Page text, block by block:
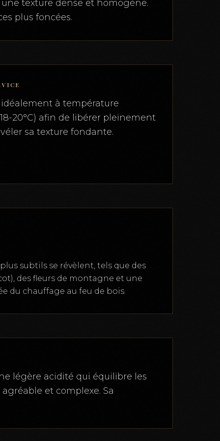
texture dense et homogène.
plus foncées.
à température
20°C) afin de libérer pleinement
sa texture fondante.
subtils se révèlent, tels que des
des fleurs de montagne et une
du chauffage au feu de bois.
légère acidité qui équilibre les
et complexe. Sa